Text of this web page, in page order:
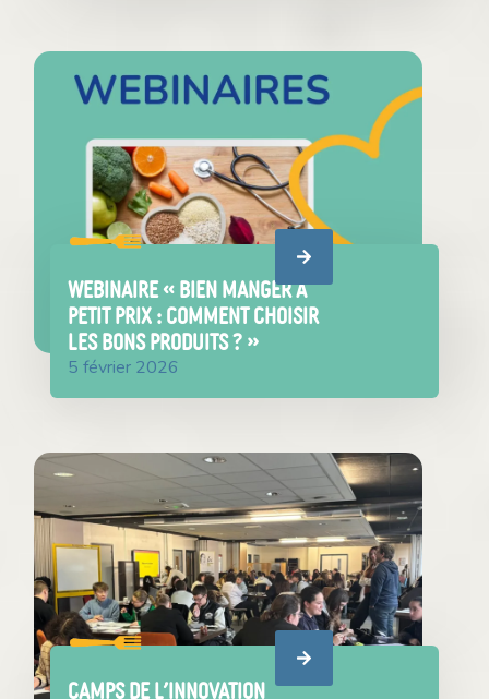
WEBINAIRE « Bien manger à
petit prix : comment choisir
les bons produits ? »
5 février 2026
CAMPS DE l’INNOVATION